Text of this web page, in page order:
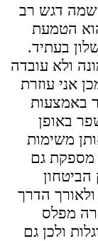
שמה דגש רב
הטמעת
בעתיד.
ולא עובדה
אני עוזרת
באמצעות
באופן
משימות
מספקת גם
הביטחון
הדרך
מפלס
ולכן גם